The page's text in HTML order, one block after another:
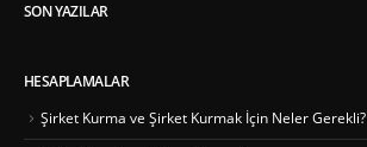
SON YAZILAR
HESAPLAMALAR
Şirket Kurma ve Şirket Kurmak İçin Neler Gerekli?